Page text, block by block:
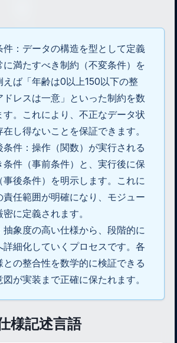
件：データの構造を型として定義
に満たすべき制約（不変条件）を
えば「年齢は0以上150以下の整
レスは一意」といった制約を数
。これにより、不正なデータ状
し得ないことを保証できます。
件：操作（関数）が実行される
条件（事前条件）と、実行後に保
後条件）を明示します。これに
責任範囲が明確になり、モジュー
に定義されます。
象度の高い仕様から、段階的に
細化していくプロセスです。各
の整合性を数学的に検証できる
が実装まで正確に保たれます。
様記述言語